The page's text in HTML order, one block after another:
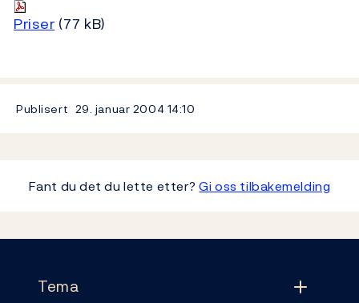
Priser (77 kB)
Publisert 29. januar 2004 14:10
Fant du det du lette etter?Gi oss tilbakemelding
Tema